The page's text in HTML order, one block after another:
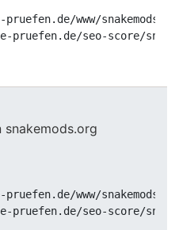
www/
seo-score/
www/
seo-score/